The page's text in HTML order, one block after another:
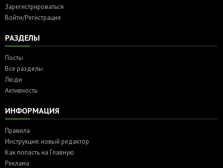
Зарегистрироваться
Войти/Регистрация
РАЗДЕЛЫ
Посты
Все разделы
Люди
Активность
ИНФОРМАЦИЯ
Правила
Инструкция: новый редактор
Как попасть на Главную
Реклама